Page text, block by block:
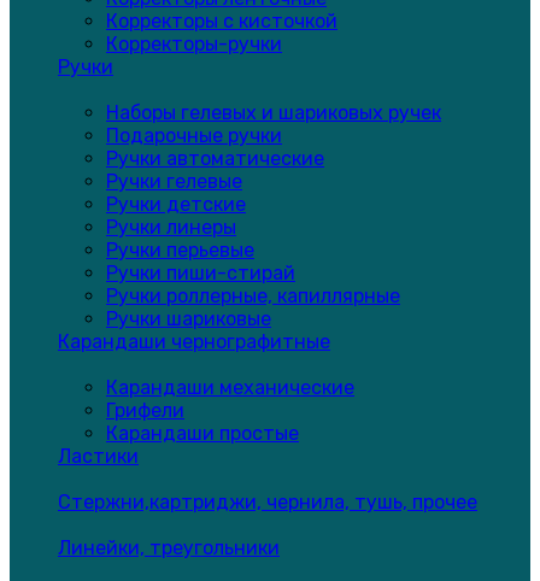
Корректоры с кисточкой
Корректоры-ручки
Ручки
Наборы гелевых и шариковых ручек
Подарочные ручки
Ручки автоматические
Ручки гелевые
Ручки детские
Ручки линеры
Ручки перьевые
Ручки пиши-стирай
Ручки роллерные, капиллярные
Ручки шариковые
Карандаши чернографитные
Карандаши механические
Грифели
Карандаши простые
Ластики
Стержни,картриджи, чернила, тушь, прочее
Линейки, треугольники